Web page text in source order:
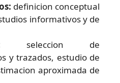
definicion conceptual
informativos y de
seleccion de
y trazados, estudio de
aproximada de